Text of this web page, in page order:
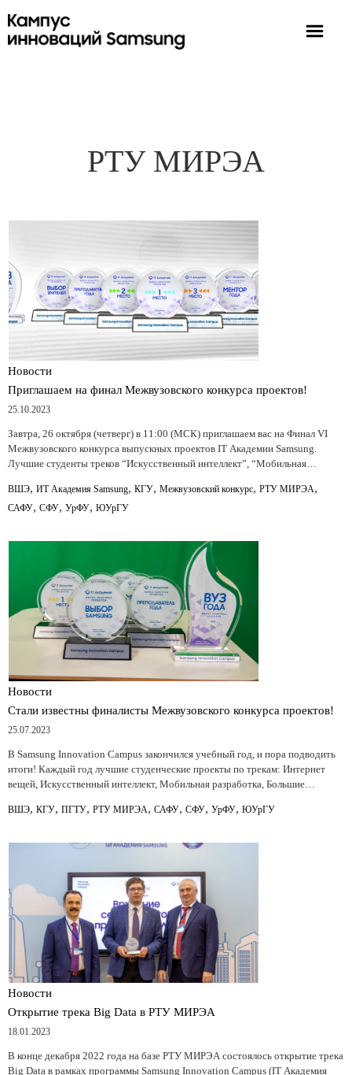
РТУ МИРЭА
Новости
Приглашаем на финал Межвузовского конкурса проектов!
25.10.2023
Завтра, 26 октября (четверг) в 11:00 (МСК) приглашаем вас на Финал VI
Межвузовского конкурса выпускных проектов IT Академии Samsung.
Лучшие студенты треков “Искусственный интеллект”, “Мобильная…
ВШЭ, ИТ Академия Samsung, КГУ, Межвузовский конкурс, РТУ МИРЭА,
САФУ, СФУ, УрФУ, ЮУрГУ
Новости
Стали известны финалисты Межвузовского конкурса проектов!
25.07.2023
В Samsung Innovation Campus закончился учебный год, и пора подводить
итоги! Каждый год лучшие студенческие проекты по трекам: Интернет
вещей, Искусственный интеллект, Мобильная разработка, Большие…
ВШЭ, КГУ, ПГТУ, РТУ МИРЭА, САФУ, СФУ, УрФУ, ЮУрГУ
Новости
Открытие трека Big Data в РТУ МИРЭА
18.01.2023
В конце декабря 2022 года на базе РТУ МИРЭА состоялось открытие трека
Big Data в рамках программы Samsung Innovation Campus (IT Академия